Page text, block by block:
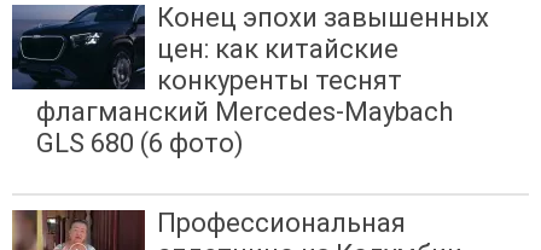
Конец эпохи завышенных
цен: как китайские
конкуренты теснят
флагманский Mercedes-Maybach
GLS 680 (6 фото)
Профессиональная